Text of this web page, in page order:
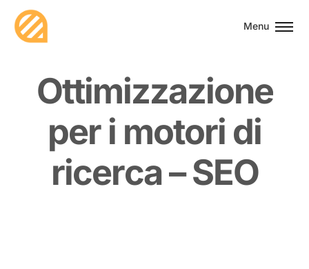
Menu
Ottimizzazione
peri motori di
ricerca– SEO